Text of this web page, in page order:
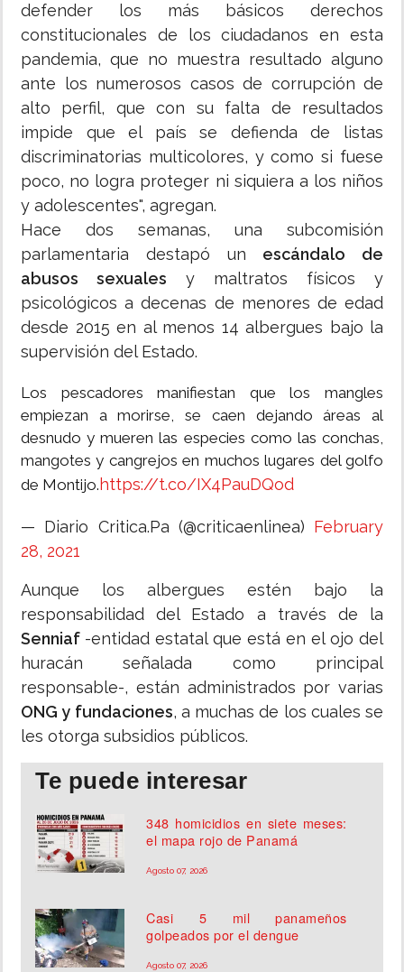
defender los más básicos derechos
constitucionales de los ciudadanos en esta
pandemia, que no muestra resultado alguno
ante los numerosos casos de corrupción de
alto perfil, que con su falta de resultados
impide que el país se defienda de listas
discriminatorias multicolores, y como si fuese
poco, no logra proteger ni siquiera a los niños
y adolescentes", agregan.
Hace dos semanas, una subcomisión
parlamentaria destapó un escándalo de
abusos sexuales y maltratos físicos y
psicológicos a decenas de menores de edad
desde 2015 en al menos 14 albergues bajo la
supervisión del Estado.
Los pescadores manifiestan que los mangles
empiezan a morirse, se caen dejando áreas al
desnudo y mueren las especies como las conchas,
mangotes y cangrejos en muchos lugares del golfo
de Montijo. https://t.co/IX4PauDQod
— Diario Critica.Pa (@criticaenlinea) February
28, 2021
Aunque los albergues estén bajo la
responsabilidad del Estado a través de la
Senniaf -entidad estatal que está en el ojo del
huracán señalada como principal
responsable-, están administrados por varias
ONG y fundaciones, a muchas de los cuales se
les otorga subsidios públicos.
Te puede interesar
348 homicidios en siete meses:
el mapa rojo de Panamá
Agosto 07, 2026
Casi 5 mil panameños
golpeados por el dengue
Agosto 07, 2026